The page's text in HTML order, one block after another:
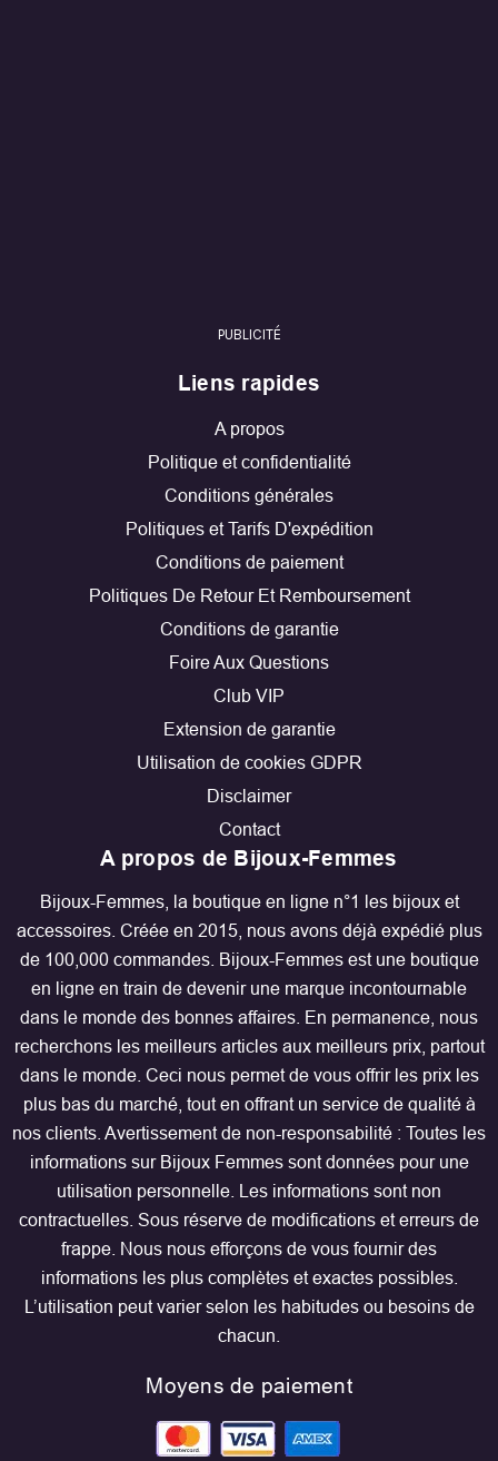
PUBLICITÉ
Liens rapides
A propos
Politique et confidentialité
Conditions générales
Politiques et Tarifs D'expédition
Conditions de paiement
Politiques De Retour Et Remboursement
Conditions de garantie
Foire Aux Questions
Club VIP
Extension de garantie
Utilisation de cookies GDPR
Disclaimer
Contact
A propos de Bijoux-Femmes
Bijoux-Femmes, la boutique en ligne n°1 les bijoux et
accessoires. Créée en 2015, nous avons déjà expédié plus
de 100,000 commandes. Bijoux-Femmes est une boutique
en ligne en train de devenir une marque incontournable
dans le monde des bonnes affaires. En permanence, nous
recherchons les meilleurs articles aux meilleurs prix, partout
dans le monde. Ceci nous permet de vous offrir les prix les
plus bas du marché, tout en offrant un service de qualité à
nos clients. Avertissement de non-responsabilité : Toutes les
informations sur Bijoux Femmes sont données pour une
utilisation personnelle. Les informations sont non
contractuelles. Sous réserve de modifications et erreurs de
frappe. Nous nous efforçons de vous fournir des
informations les plus complètes et exactes possibles.
L’utilisation peut varier selon les habitudes ou besoins de
chacun.
Moyens de paiement